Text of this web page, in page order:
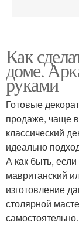
Как
доме.
руками
Готовые
продаже, чаще
классический
идеально
А как быть,
мавританский
изготовление
столярной
самостоятельно.